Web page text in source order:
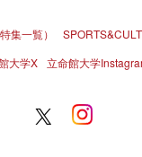
集一覧）
大学X 立命館大学